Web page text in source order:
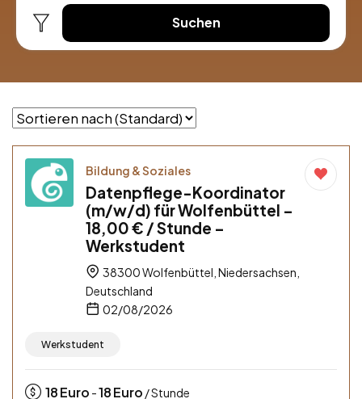
Suchen
Bildung & Soziales
Datenpflege-Koordinator
(m/w/d) für Wolfenbüttel –
18,00 € / Stunde –
Werkstudent
38300 Wolfenbüttel, Niedersachsen,
Deutschland
02/08/2026
Werkstudent
18Euro -18Euro / Stunde